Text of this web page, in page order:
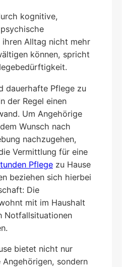
kognitive,
Alltag nicht mehr
können, spricht
dauerhafte Pflege zu
der Regel einen
Um Angehörige
Wunsch nach
nachzugehen,
Vermittlung für eine
Pflege zu Hause
beziehen sich hierbei
Die
mit im Haushalt
Notfallsituationen
bietet nicht nur
sondern